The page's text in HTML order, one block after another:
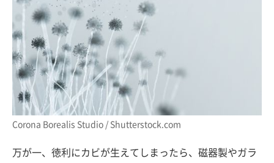
Corona Borealis Studio / Shutterstock.com
万が一、徳利にカビが生えてしまったら、磁器製やガラ